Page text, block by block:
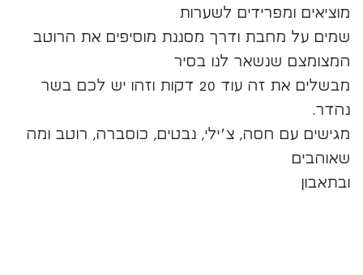
מוציאים ומפרידים לשערות
שמים על מחבת ודרך מסננת מוסיפים את הרוטב
המצומצם שנשאר לנו בסיר
מבשלים את זה עוד 20 דקות וזהו יש לכם בשר
נהדר.
מגישים עם חסה, צ׳ילי, נבטים, כוסברה, רוטב ומה
שאוהבים
ובתאבון